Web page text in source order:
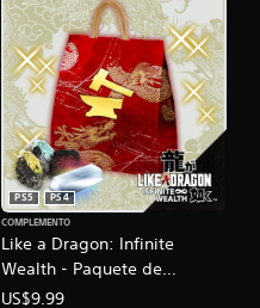
Like a Dragon: Infinite
Wealth - Paquete de
elaboración de
PS5
PS4
COMPLEMENTO
US$9.99